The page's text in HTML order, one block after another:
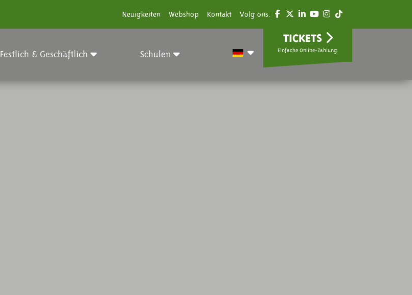
Neuigkeiten Webshop Kontakt Volg ons:
Festlich & Geschäftlich Schulen
TICKETS
Einfache Online-Zahlung.